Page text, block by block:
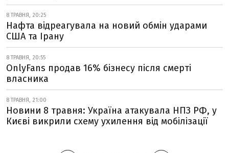
8 ТРАВНЯ, 20:25
Нафта відреагувала на новий обмін ударами
США та Ірану
8 ТРАВНЯ, 20:55
OnlyFans продав 16% бізнесу після смерті
власника
8 ТРАВНЯ, 21:00
Новини 8 травня: Україна атакувала НПЗ РФ, у
Києві викрили схему ухилення від мобілізації